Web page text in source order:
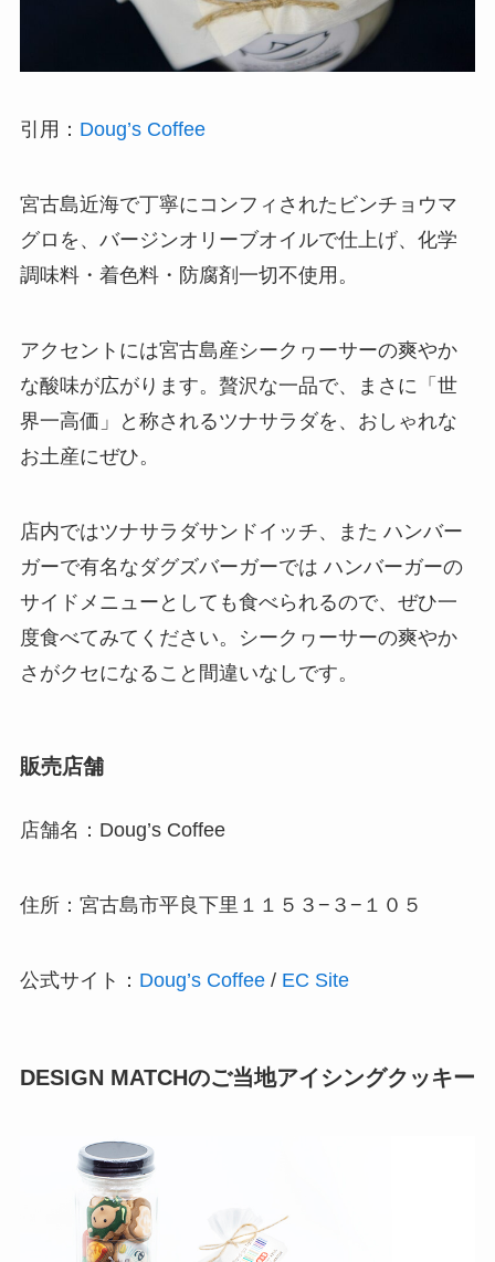
引用： Doug’s Coffee
宮古島近海で丁寧にコンフィされたビンチョウマ
グロを、バージンオリーブオイルで仕上げ、化学
調味料・着色料・防腐剤一切不使用。
アクセントには宮古島産シークヮーサーの爽やか
な酸味が広がります。贅沢な一品で、まさに「世
界一高価」と称されるツナサラダを、おしゃれな
お土産にぜひ。
店内ではツナサラダサンドイッチ、また ハンバー
ガーで有名なダグズバーガーでは ハンバーガーの
サイドメニューとしても食べられるので、ぜひ一
度食べてみてください。シークヮーサーの爽やか
さがクセになること間違いなしです。
販売店舗
店舗名：Doug’s Coffee
住所：宮古島市平良下里１１５３−３−１０５
公式サイト： Doug’s Coffee/ EC Site
DESIGN MATCHのご当地アイシングクッキー